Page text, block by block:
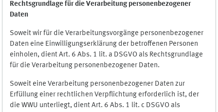
Rechtsgrundlage für die Verarbeitung personenbezogener
Daten
Soweit wir für die Verarbeitungsvorgänge personenbezogener
Daten eine Einwilligungserklärung der betroffenen Personen
einholen, dient Art. 6 Abs. 1 lit. a DSGVO als Rechtsgrundlage
für die Verarbeitung personenbezogener Daten.
Soweit eine Verarbeitung personenbezogener Daten zur
Erfüllung einer rechtlichen Verpflichtung erforderlich ist, der
die WWU unterliegt, dient Art. 6 Abs. 1 lit. c DSGVO als